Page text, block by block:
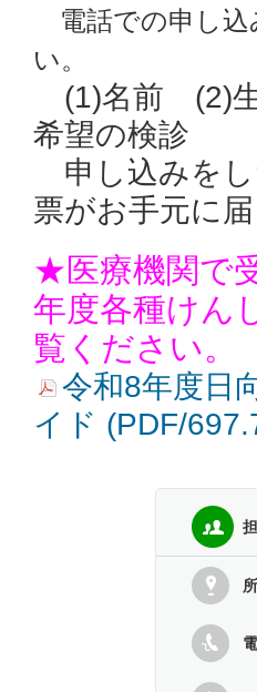
電話での申し
い。
(1)名前 (2)
希望の検診
申し込みをし
票がお手元に届
★医療機関で
年度各種けん
覧ください。
令和8年度日
イド (PDF/